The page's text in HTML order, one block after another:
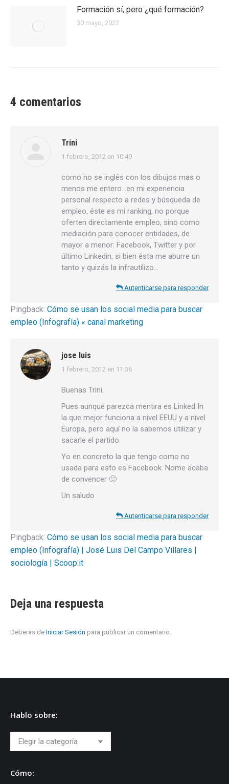
Formación sí, pero ¿qué formación?
30 mayo, 2022
4 comentarios
Trini
dice:
1 febrero, 2012 en 10:49
como no se inglés con los dibujos mas o
menos me entero…en mi experiencia
personal respecto a redes y búsqueda de
empleo, éste es mi ranking, no porque
oferten directamente empleo, sino como
mediación para conocer entidades, de
mayor a menor: Facebook, Twitter y por
último Linkedin, si bien ésta me aburre un
tanto y quizás la infrautilizo…
Autenticarse para responder
Pingback: Cómo se usan los social media para buscar
empleo (Infografía) « canal marketing
jose luis
dice:
1 febrero, 2012 en 11:36
Buenas Trini.
Pues aunque parezca mentira es Linked In
la que mejor funciona a nivel EEUU y a nivel
Europa, pero aquí no la sabemos utilizar y
sacarle el partido.
Yo en concreto la que tengo como no
usada para esto es Facebook. Nome acaba
de convencer 🙂
Un saludo
Autenticarse para responder
Pingback: Cómo se usan los social media para buscar
empleo (Infografía) | José Luis Del Campo Villares |
sociología | Scoop.it
Deja una respuesta
Deberas de Iniciar Sesión para publicar un comentario.
Hablo sobre:
Hablo
sobre:
Cómo: